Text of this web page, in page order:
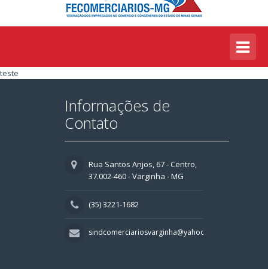
teste
Informações de
Contato
Rua Santos Anjos, 67 - Centro,
37.002-460 - Varginha - MG
(35) 3221-1682
sindcomerciariosvarginha@yahoo.com.br